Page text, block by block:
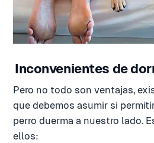
Inconvenientes de
Pero no todo son ventajas,
que debemos asumir si
perro duerma a nuestro lado.
ellos: